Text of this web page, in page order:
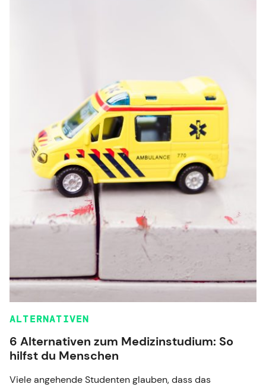
ALTERNATIVEN
6 Alternativen zum Medizinstudium: So
hilfst du Menschen
Viele angehende Studenten glauben, dass das